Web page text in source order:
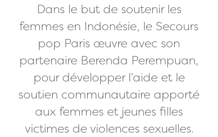
Dans le but de soutenir les
femmes en Indonésie, le Secours
pop Paris œuvre avec son
partenaire Berenda Perempuan,
pour développer l’aide et le
soutien communautaire apporté
aux femmes et jeunes filles
victimes de violences sexuelles.